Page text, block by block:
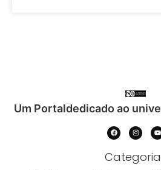
Um Portaldedicado ao